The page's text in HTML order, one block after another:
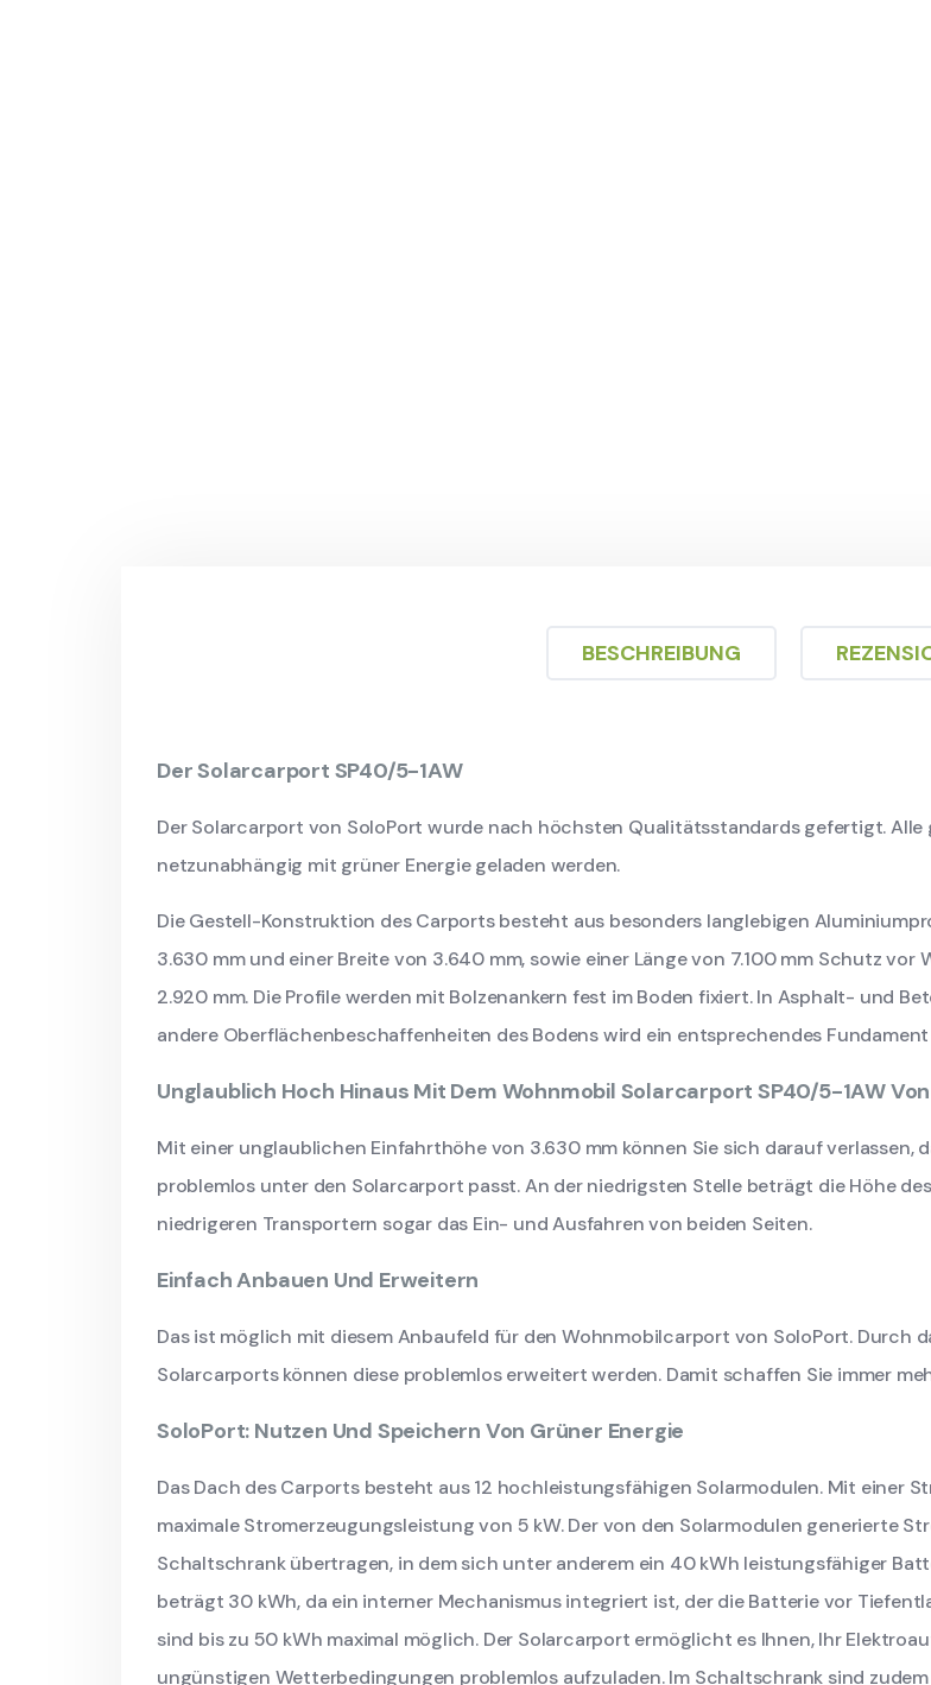
BESCHREIBUNG
Der Solarcarport SP40/5-1AW
Der Solarcarport von SoloPort wurde nach höchsten Qualitätsstandards gefertigt.
netzunabhängig mit grüner Energie geladen werden.
Die Gestell-Konstruktion des Carports besteht aus besonders langlebigen
3.630 mm und einer Breite von 3.640 mm, sowie einer Länge von 7.100 mm Schutz
2.920 mm. Die Profile werden mit Bolzenankern fest im Boden fixiert. In Asphalt- und
andere Oberflächenbeschaffenheiten des Bodens wird ein entsprechendes
Unglaublich Hoch Hinaus Mit Dem Wohnmobil Solarcarport SP40/5-1AW
Mit einer unglaublichen Einfahrthöhe von 3.630 mm können Sie sich darauf verlassen,
problemlos unter den Solarcarport passt. An der niedrigsten Stelle beträgt die Höhe
niedrigeren Transportern sogar das Ein- und Ausfahren von beiden Seiten.
Einfach Anbauen Und Erweitern
Das ist möglich mit diesem Anbaufeld für den Wohnmobilcarport von SoloPort. Durch
Solarcarports können diese problemlos erweitert werden. Damit schaffen Sie immer
SoloPort: Nutzen Und Speichern Von Grüner Energie
Das Dach des Carports besteht aus 12 hochleistungsfähigen Solarmodulen. Mit einer
maximale Stromerzeugungsleistung von 5 kW. Der von den Solarmodulen generierte
Schaltschrank übertragen, in dem sich unter anderem ein 40 kWh leistungsfähiger
beträgt 30 kWh, da ein interner Mechanismus integriert ist, der die Batterie vor
sind bis zu 50 kWh maximal möglich. Der Solarcarport ermöglicht es Ihnen, Ihr
ungünstigen Wetterbedingungen problemlos aufzuladen. Im Schaltschrank sind